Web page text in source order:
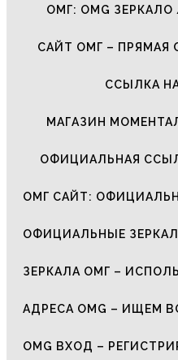
ОМГ: OMG
САЙТ ОМГ – ПРЯМАЯ
ССЫЛКА
МАГАЗИН
ОФИЦИАЛЬНАЯ
ОМГ САЙТ:
ОФИЦИАЛЬНЫЕ
ЗЕРКАЛА ОМГ –
АДРЕСА OMG – ИЩЕМ
OMG ВХОД –